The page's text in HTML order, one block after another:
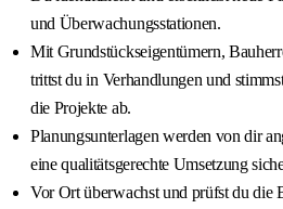
und Überwachungsstationen.
Mit Grundstückseigentümern,
trittst du in Verhandlungen und
die Projekte ab.
Planungsunterlagen werden von dir
eine qualitätsgerechte Umsetzung
Vor Ort überwachst und prüfst du die